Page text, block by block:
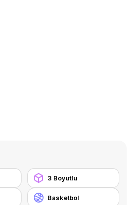
3 Boyutlu
Basketbol